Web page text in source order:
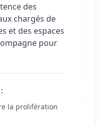
des
chargés de
et des espaces
pour
la prolifération